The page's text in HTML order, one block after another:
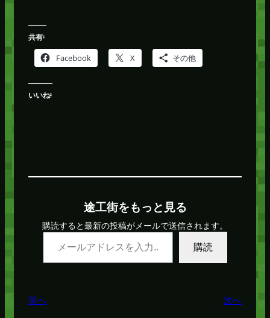
共有:
Facebook X その他
いいね:
途工街をもっと見る
購読すると最新の投稿がメールで送信されます。
メールアドレスを入力…
購読
前へ 次へ